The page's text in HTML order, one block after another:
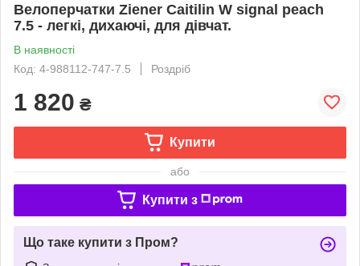
Велоперчатки Ziener Caitilin W signal peach
7.5 - легкі, дихаючі, для дівчат.
В наявності
Код: 4-988112-747-7.5
Роздріб
1 820 ₴
Купити
або
Купити з
Що таке купити з Пром?